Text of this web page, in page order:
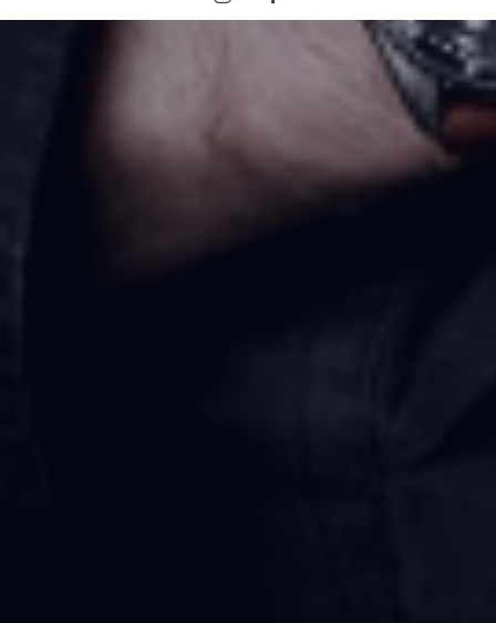
Agence Photo Libre Comme l’Art
22 rue de l’Arcade